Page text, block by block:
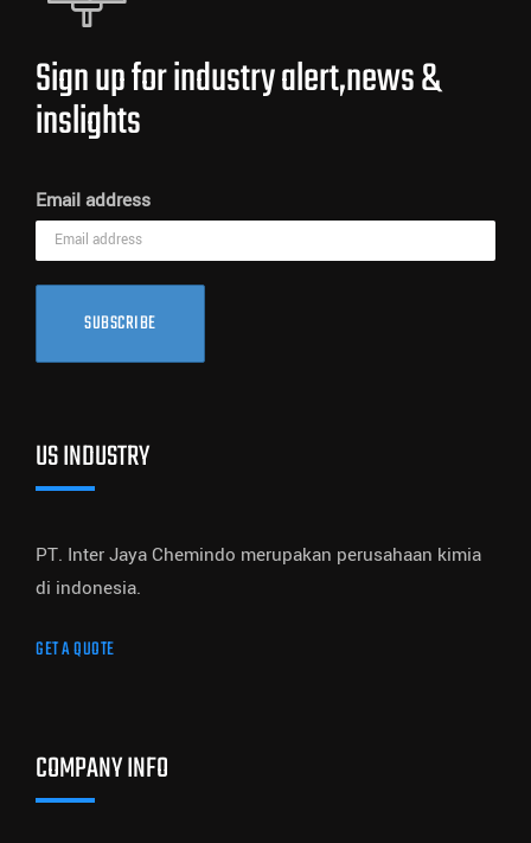
Sign up for industry alert,news &
inslights
Email address
SUBSCRIBE
US INDUSTRY
PT. Inter Jaya Chemindo merupakan perusahaan kimia
di indonesia.
GET A QUOTE
COMPANY INFO